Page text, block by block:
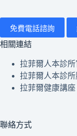
免費電話諮詢
相關連結
拉菲爾人本診所
拉菲爾人本診所
拉菲爾健康講座
聯絡方式